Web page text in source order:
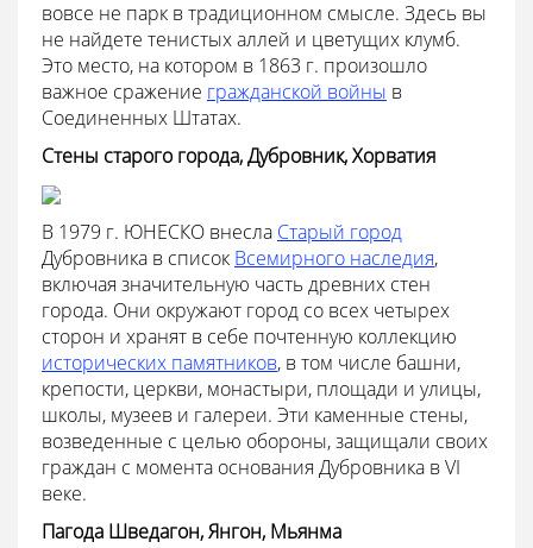
вовсе не парк в традиционном смысле. Здесь вы
не найдете тенистых аллей и цветущих клумб.
Это место, на котором в 1863 г. произошло
важное сражение гражданской войны в
Соединенных Штатах.
Стены старого города, Дубровник, Хорватия
В 1979 г. ЮНЕСКО внесла Старый город
Дубровника в список Всемирного наследия,
включая значительную часть древних стен
города. Они окружают город со всех четырех
сторон и хранят в себе почтенную коллекцию
исторических памятников, в том числе башни,
крепости, церкви, монастыри, площади и улицы,
школы, музеев и галереи. Эти каменные стены,
возведенные с целью обороны, защищали своих
граждан с момента основания Дубровника в VI
веке.
Пагода Шведагон, Янгон, Мьянма